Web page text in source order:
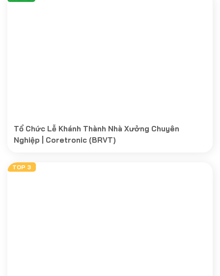
Tổ Chức Lễ Khánh Thành Nhà Xưởng Chuyên
Nghiệp | Coretronic (BRVT)